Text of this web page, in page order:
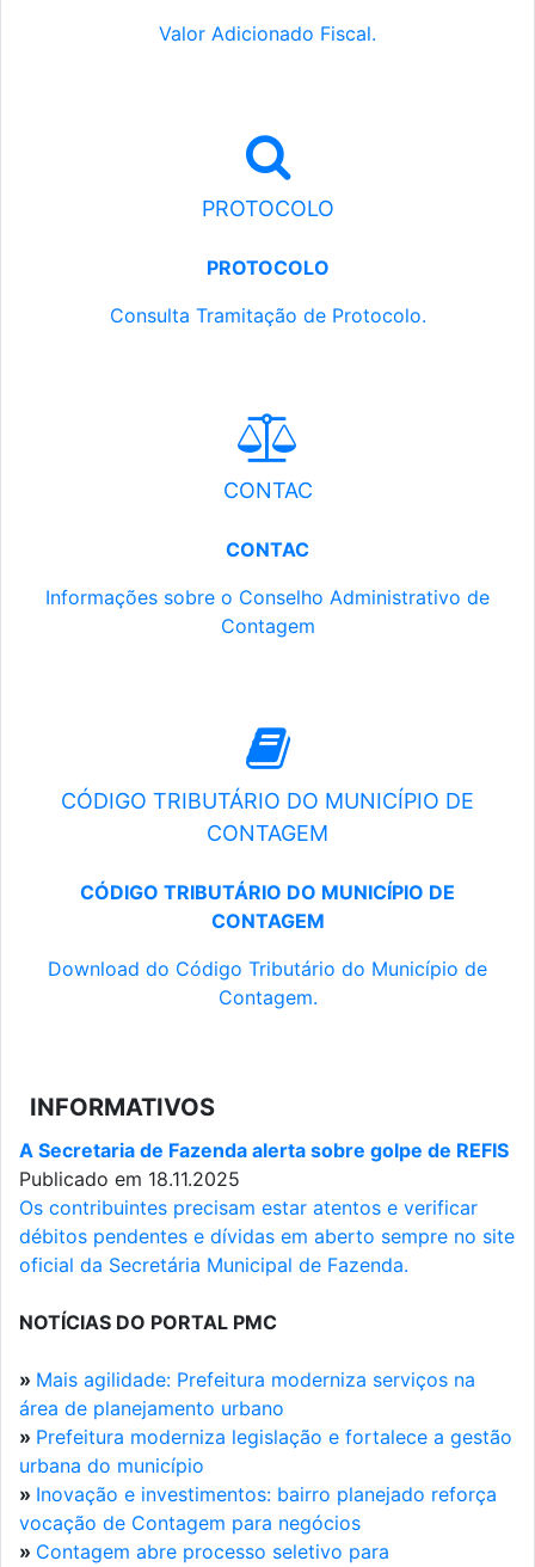
Valor Adicionado Fiscal.
PROTOCOLO
PROTOCOLO
Consulta Tramitação de Protocolo.
CONTAC
CONTAC
Informações sobre o Conselho Administrativo de
Contagem
CÓDIGO TRIBUTÁRIO DO MUNICÍPIO DE
CONTAGEM
CÓDIGO TRIBUTÁRIO DO MUNICÍPIO DE
CONTAGEM
Download do Código Tributário do Município de
Contagem.
INFORMATIVOS
A Secretaria de Fazenda alerta sobre golpe de REFIS
Publicado em 18.11.2025
Os contribuintes precisam estar atentos e verificar
débitos pendentes e dívidas em aberto sempre no site
oficial da Secretária Municipal de Fazenda.
NOTÍCIAS DO PORTAL PMC
» Mais agilidade: Prefeitura moderniza serviços na
área de planejamento urbano
» Prefeitura moderniza legislação e fortalece a gestão
urbana do município
» Inovação e investimentos: bairro planejado reforça
vocação de Contagem para negócios
» Contagem abre processo seletivo para